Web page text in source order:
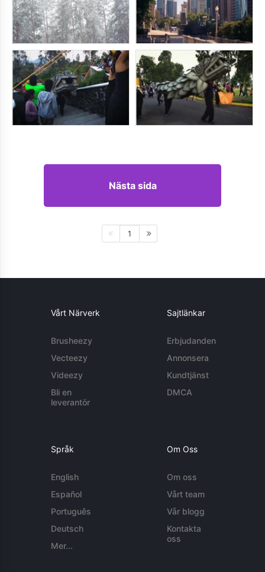
Nästa sida
1
Vårt Närverk
Brusheezy
Vecteezy
Videezy
Bli en
leverantör
Sajtlänkar
Erbjudanden
Annonsera
Kundtjänst
DMCA
Språk
English
Español
Português
Deutsch
Mer...
Om Oss
Om oss
Vårt team
Vår blogg
Kontakta
oss